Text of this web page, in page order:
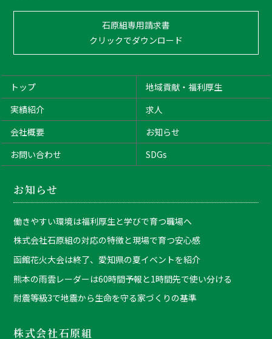
石原組専用請求書
クリックでダウンロード
トップ
地域貢献・福利厚生
実績紹介
求人
会社概要
お知らせ
お問い合わせ
SDGs
お知らせ
働きやすい環境は福利厚生と学びで育つ職場へ
株式会社石原組の対応の特徴と現場で育つ安心感
函館花火大会は終了、愛知県の夏イベントを紹介
熊本の雨雲レーダーは60時間予報と1時間先で使い分ける
耐震等級3で地震から生命を守る家づくりの基準
株式会社石原組